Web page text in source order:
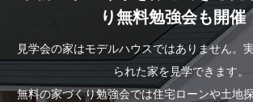
り無料勉強会も開催
見学会の家はモデルハウスではありません。
られた家を見学できます。
無料の家づくり勉強会では住宅ローンや土地